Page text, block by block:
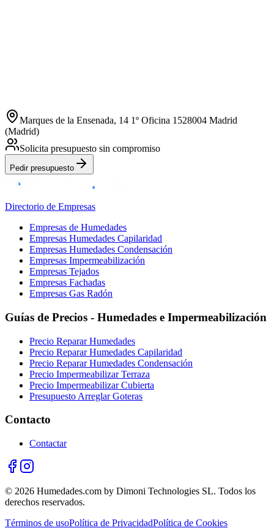
Marques de la Ensenada, 14 1º Oficina 1528004 Madrid
(Madrid)
Solicita presupuesto sin compromiso
Pedir presupuesto
Directorio de Empresas
Empresas de Humedades
Empresas Humedades Capilaridad
Empresas Humedades Condensación
Empresas Impermeabilización
Empresas Tejados
Empresas Fachadas
Empresas Gas Radón
Guías de Precios - Humedades e Impermeabilización
Precio Reparar Humedades
Precio Reparar Humedades Capilaridad
Precio Reparar Humedades Condensación
Precio Impermeabilizar Terraza
Precio Impermeabilizar Cubierta
Presupuesto Arreglar Goteras
Contacto
Contactar
© 2026 Humedades.com by Dimoni Technologies SL. Todos los
derechos reservados.
Términos de usoPolítica de PrivacidadPolítica de Cookies